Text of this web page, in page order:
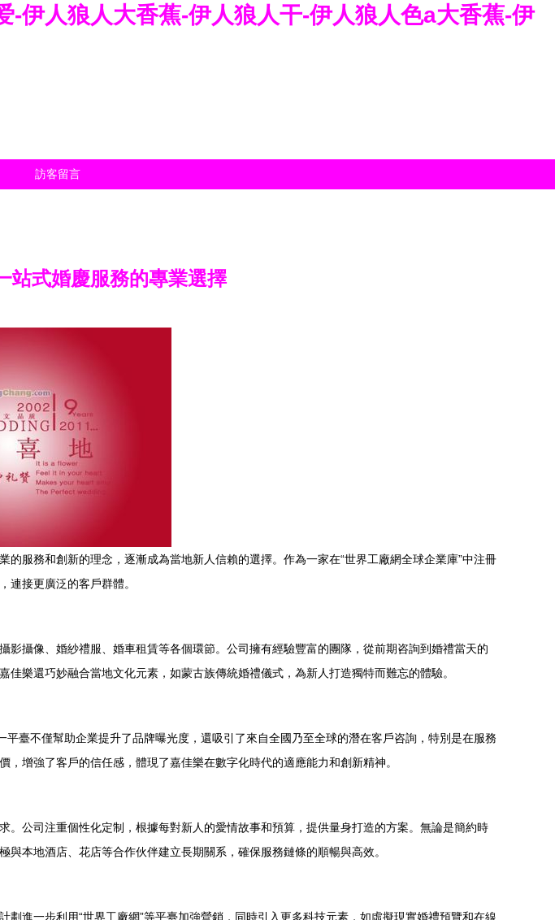
伊人狼人大香蕉-伊人狼人干-伊人狼人色a大香蕉-伊
訪客留言
站式婚慶服務的專業選擇
服務和創新的理念，逐漸成為當地新人信賴的選擇。作為一家在“世界工廠網全球企業庫”中注冊
連接更廣泛的客戶群體。
攝像、婚紗禮服、婚車租賃等各個環節。公司擁有經驗豐富的團隊，從前期咨詢到婚禮當天的
樂還巧妙融合當地文化元素，如蒙古族傳統婚禮儀式，為新人打造獨特而難忘的體驗。
臺不僅幫助企業提升了品牌曝光度，還吸引了來自全國乃至全球的潛在客戶咨詢，特別是在服務
增強了客戶的信任感，體現了嘉佳樂在數字化時代的適應能力和創新精神。
公司注重個性化定制，根據每對新人的愛情故事和預算，提供量身打造的方案。無論是簡約時
本地酒店、花店等合作伙伴建立長期關系，確保服務鏈條的順暢與高效。
進一步利用“世界工廠網”等平臺加強營銷，同時引入更多科技元素，如虛擬現實婚禮預覽和在線